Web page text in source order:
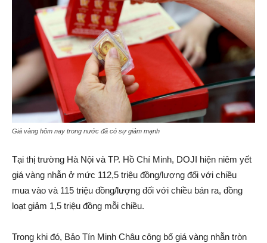
Giá vàng hôm nay trong nước đã có sự giảm mạnh
Tại thị trường Hà Nội và TP. Hồ Chí Minh, DOJI hiện niêm yết
giá vàng nhẫn ở mức 112,5 triệu đồng/lượng đối với chiều
mua vào và 115 triệu đồng/lượng đối với chiều bán ra, đồng
loạt giảm 1,5 triệu đồng mỗi chiều.
Trong khi đó, Bảo Tín Minh Châu công bố giá vàng nhẫn tròn